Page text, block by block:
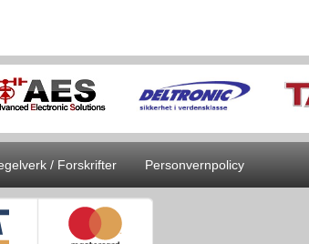
/ Forskrifter Personvernpolicy